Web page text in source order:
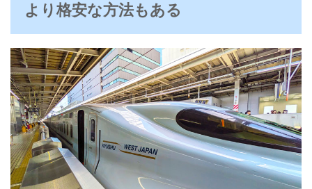
より格安な方法もある